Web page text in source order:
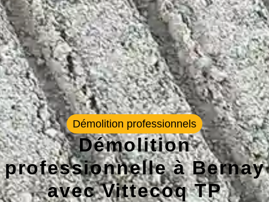
Démolition professionnels
Démolition
professionnelle à Bernay
avec Vittecoq TP